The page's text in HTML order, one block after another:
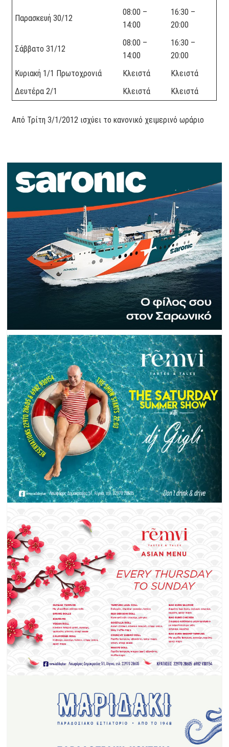
Παρασκευή 30/12
08:00 –
14:00
16:30 –
20:00
Σάββατο 31/12
08:00 –
14:00
16:30 –
20:00
Κυριακή 1/1 Πρωτοχρονιά
Κλειστά
Κλειστά
Δευτέρα 2/1
Κλειστά Κλειστά
Από Τρίτη 3/1/2012 ισχύει το κανονικό χειμερινό ωράριο